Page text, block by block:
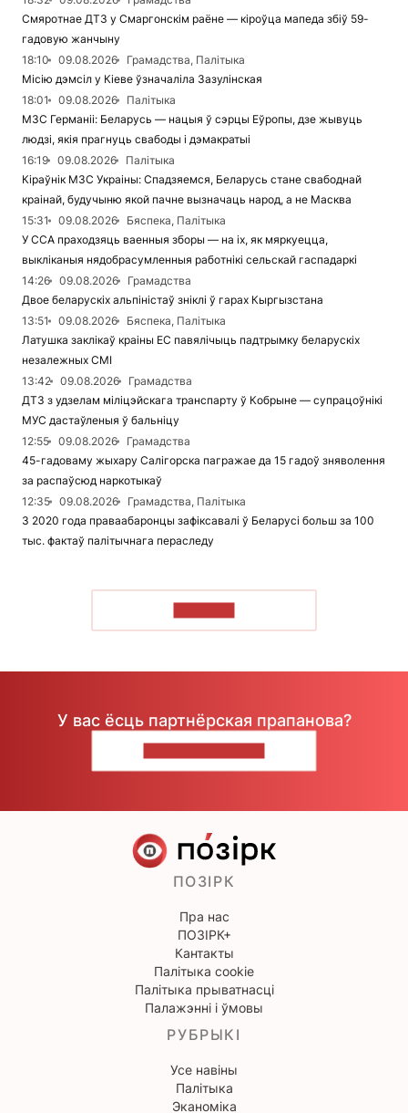
Смяротнае ДТЗ у Смаргонскім раёне — кіроўца мапеда збіў 59-
гадовую жанчыну
18:10
09.08.2026
Грамадства, Палітыка
Місію дэмсіл у Кіеве ўзначаліла Зазулінская
18:01
09.08.2026
Палітыка
МЗС Германіі: Беларусь — нацыя ў сэрцы Еўропы, дзе жывуць
людзі, якія прагнуць свабоды і дэмакратыі
16:19
09.08.2026
Палітыка
Кіраўнік МЗС Украіны: Спадзяемся, Беларусь стане свабоднай
краінай, будучыню якой пачне вызначаць народ, а не Масква
15:31
09.08.2026
Бяспека, Палітыка
У ССА праходзяць ваенныя зборы — на іх, як мяркуецца,
выкліканыя нядобрасумленныя работнікі сельскай гаспадаркі
14:26
09.08.2026
Грамадства
Двое беларускіх альпіністаў зніклі ў гарах Кыргызстана
13:51
09.08.2026
Бяспека, Палітыка
Латушка заклікаў краіны ЕС павялічыць падтрымку беларускіх
незалежных СМІ
13:42
09.08.2026
Грамадства
ДТЗ з удзелам міліцэйскага транспарту ў Кобрыне — супрацоўнікі
МУС дастаўленыя ў бальніцу
12:55
09.08.2026
Грамадства
45-гадоваму жыхару Салігорска пагражае да 15 гадоў зняволення
за распаўсюд наркотыкаў
12:35
09.08.2026
Грамадства, Палітыка
З 2020 года праваабаронцы зафіксавалі ў Беларусі больш за 100
тыс. фактаў палітычнага пераследу
У вас ёсць партнёрская прапанова?
ПОЗІРК
Пра нас
ПОЗІРК+
Кантакты
Палітыка cookie
Палітыка прыватнасці
Палажэнні і ўмовы
РУБРЫКІ
Усе навіны
Палітыка
Эканоміка